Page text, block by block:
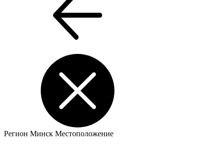
Регион Минск Местоположение